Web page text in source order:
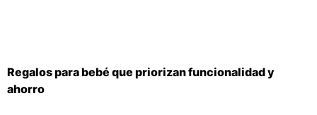
Regalos para bebé que priorizan funcionalidad y
ahorro